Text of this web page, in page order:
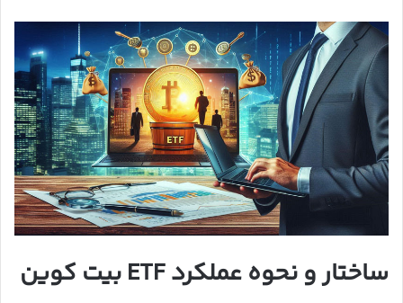
ساختار و نحوه عملکرد ETF بیت کوین